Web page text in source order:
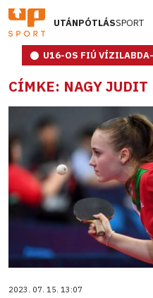
UTÁNPÓTLÁSSPORT
U16-OS FIÚ
CÍMKE: NAGY JUDIT
2023. 07. 15. 13:07